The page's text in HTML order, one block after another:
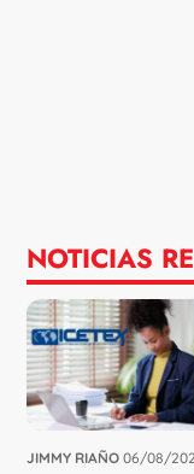
NOTICIAS
JIMMY RIAÑO 06/08/